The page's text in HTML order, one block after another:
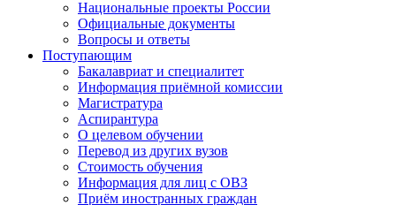
Национальные проекты России
Официальные документы
Вопросы и ответы
Поступающим
Бакалавриат и специалитет
Информация приёмной комиссии
Магистратура
Аспирантура
О целевом обучении
Перевод из других вузов
Стоимость обучения
Информация для лиц с ОВЗ
Приём иностранных граждан